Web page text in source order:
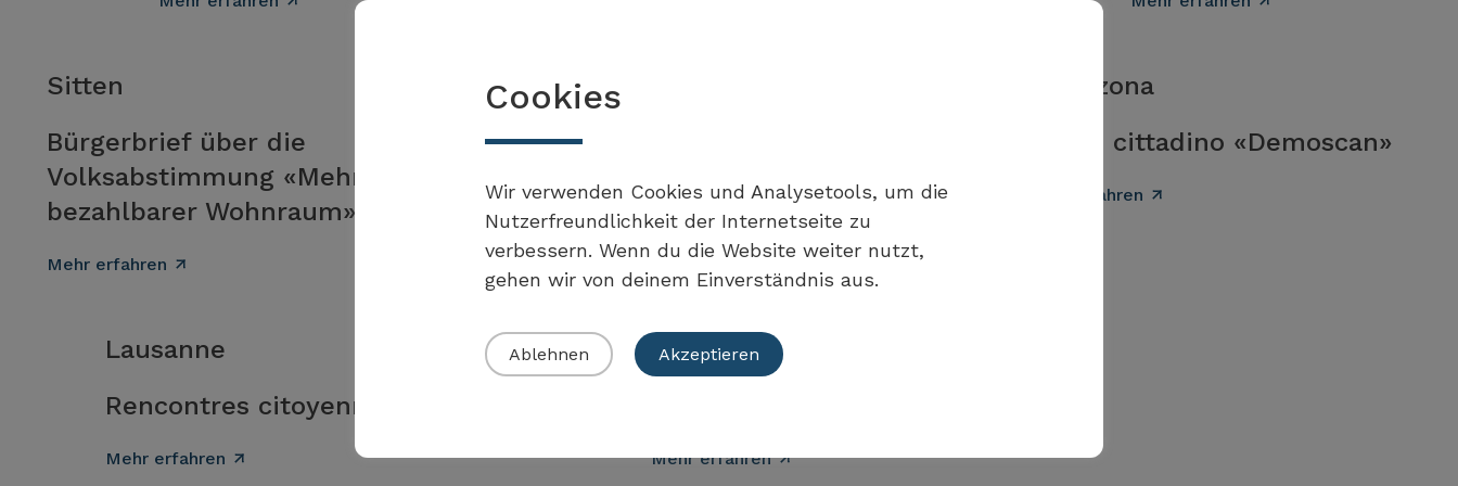
Sitten
Bürgerbrief über die
Volksabstimmung «Mehr
bezahlbarer Wohnraum»
Mehr erfahren
Mehr erfahren
Bellinzona
Forum cittadino «Demoscan»
Mehr erfahren
Lausanne
Rencontres citoyennes
Mehr erfahren
Thalwil
Mehr erfahren
Cookies
Wir verwenden Cookies und Analysetools, um die
Nutzerfreundlichkeit der Internetseite zu
verbessern. Wenn du die Website weiter nutzt,
gehen wir von deinem Einverständnis aus.
Ablehnen Akzeptieren